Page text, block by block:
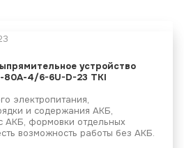
устройство
4/6-6U-D-23 TKI
электропитания,
и содержания АКБ,
АКБ, формовки отдельных
возможность работы без АКБ.